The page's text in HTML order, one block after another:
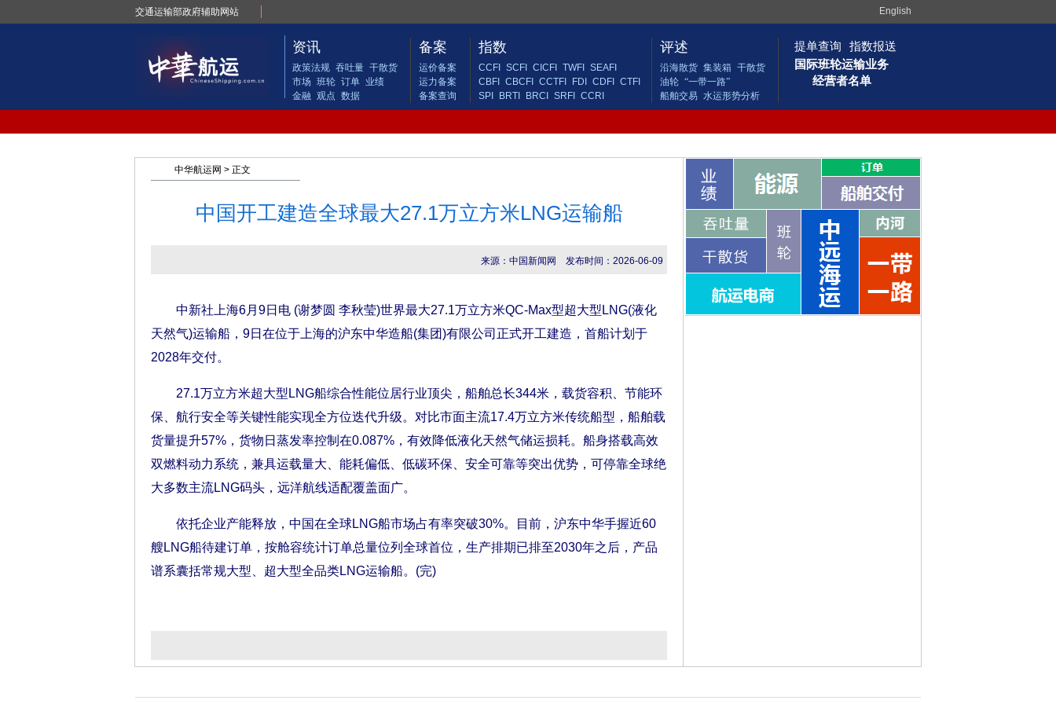
交通运输部政府辅助网站 English
资讯
政策法规 吞吐量 干散货
市场 班轮 订单 业绩
金融 观点 数据
备案
运价备案
运力备案
备案查询
指数
CCFI SCFI CICFI TWFI
SEAFI
CBFI
CBCFI CCTFI FDI CDFI
CTFI
SPI
BRTI BRCI SRFI CCRI
评述
沿海散货 集装箱 干散货
油轮 “一带一路”
船舶交易 水运形势分析
提单查询
指数报送
国际班轮运输业务
经营者名单
中华航运网 > 正文
中国开工建造全球最大27.1万立方米LNG运输船
来源：中国新闻网 发布时间：2026-06-09
中新社上海6月9日电 (谢梦圆 李秋莹)世界最大27.1万立方米QC-Max型超大型LNG(液化
天然气)运输船，9日在位于上海的沪东中华造船(集团)有限公司正式开工建造，首船计划于
2028年交付。
27.1万立方米超大型LNG船综合性能位居行业顶尖，船舶总长344米，载货容积、节能环
保、航行安全等关键性能实现全方位迭代升级。对比市面主流17.4万立方米传统船型，船舶载
货量提升57%，货物日蒸发率控制在0.087%，有效降低液化天然气储运损耗。船身搭载高效
双燃料动力系统，兼具运载量大、能耗偏低、低碳环保、安全可靠等突出优势，可停靠全球绝
大多数主流LNG码头，远洋航线适配覆盖面广。
依托企业产能释放，中国在全球LNG船市场占有率突破30%。目前，沪东中华手握近60
艘LNG船待建订单，按舱容统计订单总量位列全球首位，生产排期已排至2030年之后，产品
谱系囊括常规大型、超大型全品类LNG运输船。(完)